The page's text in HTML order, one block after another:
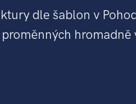
dle šablon v